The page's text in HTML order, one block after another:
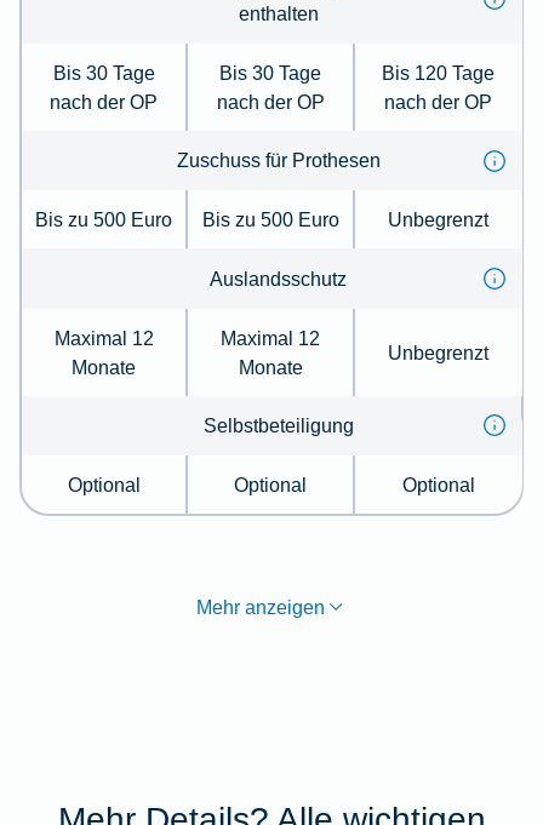
enthalten
Bis 30 Tage
nach der OP
Bis 30 Tage
nach der OP
Bis 120 Tage
nach der OP
Zuschuss für Prothesen
Bis zu 500 Euro Bis zu 500 Euro Unbegrenzt
Auslandsschutz
Maximal 12
Monate
Maximal 12
Monate
Unbegrenzt
Selbstbeteiligung
Optional Optional Optional
Mehr anzeigen